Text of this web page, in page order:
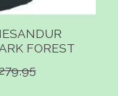
FOREST